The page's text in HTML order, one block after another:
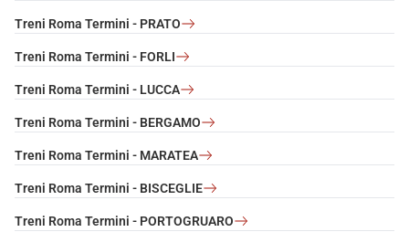
Treni Roma Termini - PRATO
Treni Roma Termini - FORLI
Treni Roma Termini - LUCCA
Treni Roma Termini - BERGAMO
Treni Roma Termini - MARATEA
Treni Roma Termini - BISCEGLIE
Treni Roma Termini - PORTOGRUARO